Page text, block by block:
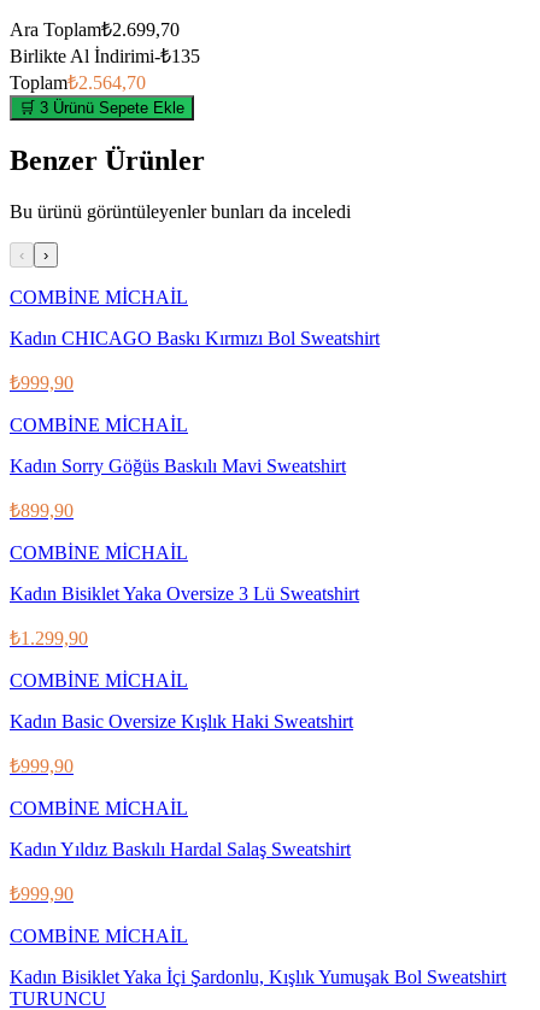
Ara Toplam₺2.699,70
Birlikte Al İndirimi-₺135
Toplam₺2.564,70
🛒 3 Ürünü Sepete Ekle
Benzer Ürünler
Bu ürünü görüntüleyenler bunları da inceledi
‹ ›
COMBİNE MİCHAİL
Kadın CHICAGO Baskı Kırmızı Bol Sweatshirt
₺999,90
COMBİNE MİCHAİL
Kadın Sorry Göğüs Baskılı Mavi Sweatshirt
₺899,90
COMBİNE MİCHAİL
Kadın Bisiklet Yaka Oversize 3 Lü Sweatshirt
₺1.299,90
COMBİNE MİCHAİL
Kadın Basic Oversize Kışlık Haki Sweatshirt
₺999,90
COMBİNE MİCHAİL
Kadın Yıldız Baskılı Hardal Salaş Sweatshirt
₺999,90
COMBİNE MİCHAİL
Kadın Bisiklet Yaka İçi Şardonlu, Kışlık Yumuşak Bol Sweatshirt
TURUNCU